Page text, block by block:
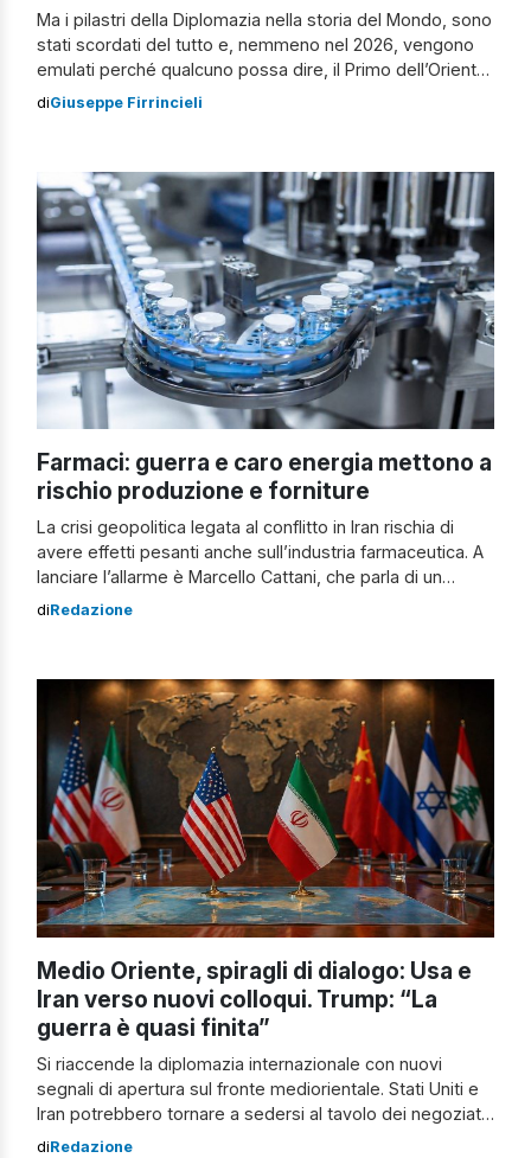
Ma i pilastri della Diplomazia nella storia del Mondo, sono
stati scordati del tutto e, nemmeno nel 2026, vengono
emulati perché qualcuno possa dire, il Primo dell’Oriente:
“Io voglio essere come Ciro di Persia il Grande, il
il rientro degli […]
diGiuseppe Firrincieli
Farmaci: guerra e caro energia mettono a
rischio produzione e forniture
La crisi geopolitica legata al conflitto in Iran rischia di
avere effetti pesanti anche sull’industria farmaceutica. A
lanciare l’allarme è Marcello Cattani, che parla di un
“terzo shock in quattro anni” dopo la guerra in Ucraina e
produzione. Secondo Cattani, le […]
diRedazione
Medio Oriente, spiragli di dialogo: Usa e
Iran verso nuovi colloqui. Trump: “La
guerra è quasi finita”
Si riaccende la diplomazia internazionale con nuovi
segnali di apertura sul fronte mediorientale. Stati Uniti e
Iran potrebbero tornare a sedersi al tavolo dei negoziati
già nei prossimi giorni. A rilanciare l’ipotesi è stato
diRedazione